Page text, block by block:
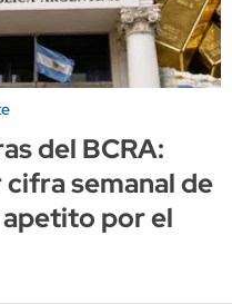
del BCRA:
semanal de
por el